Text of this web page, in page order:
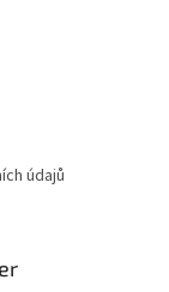
údajů